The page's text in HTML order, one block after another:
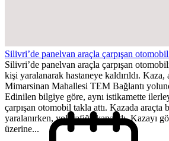
Silivri’de panelvan araçla çarpışan
Silivri’de panelvan araçla çarpışan
kişi yaralanarak hastaneye kaldırıldı.
Mimarsinan Mahallesi TEM Bağlantı
Edinilen bilgiye göre, aynı istikamette
çarpışan otomobil takla attı. Kazada araçta
yaralanırken, yol trafiğe kapandı. Kazayı
üzerine...